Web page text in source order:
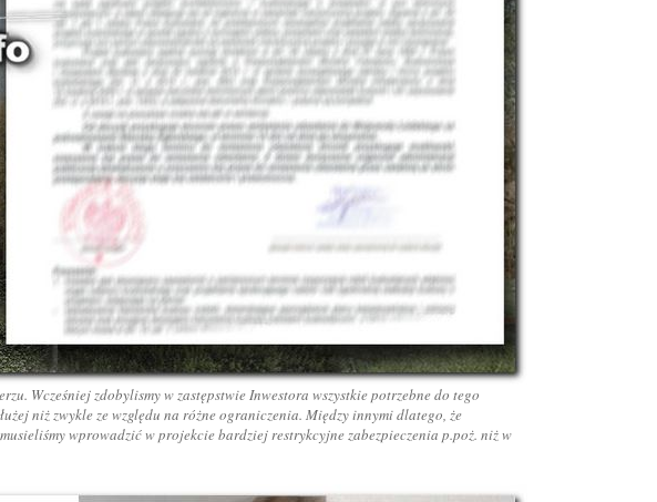
Wcześniej zdobylismy w zastępstwie Inwestora wszystkie potrzebne do tego
niż zwykle ze względu na różne ograniczenia. Między innymi dlatego, że
wprowadzić w projekcie bardziej restrykcyjne zabezpieczenia p.poż. niż w